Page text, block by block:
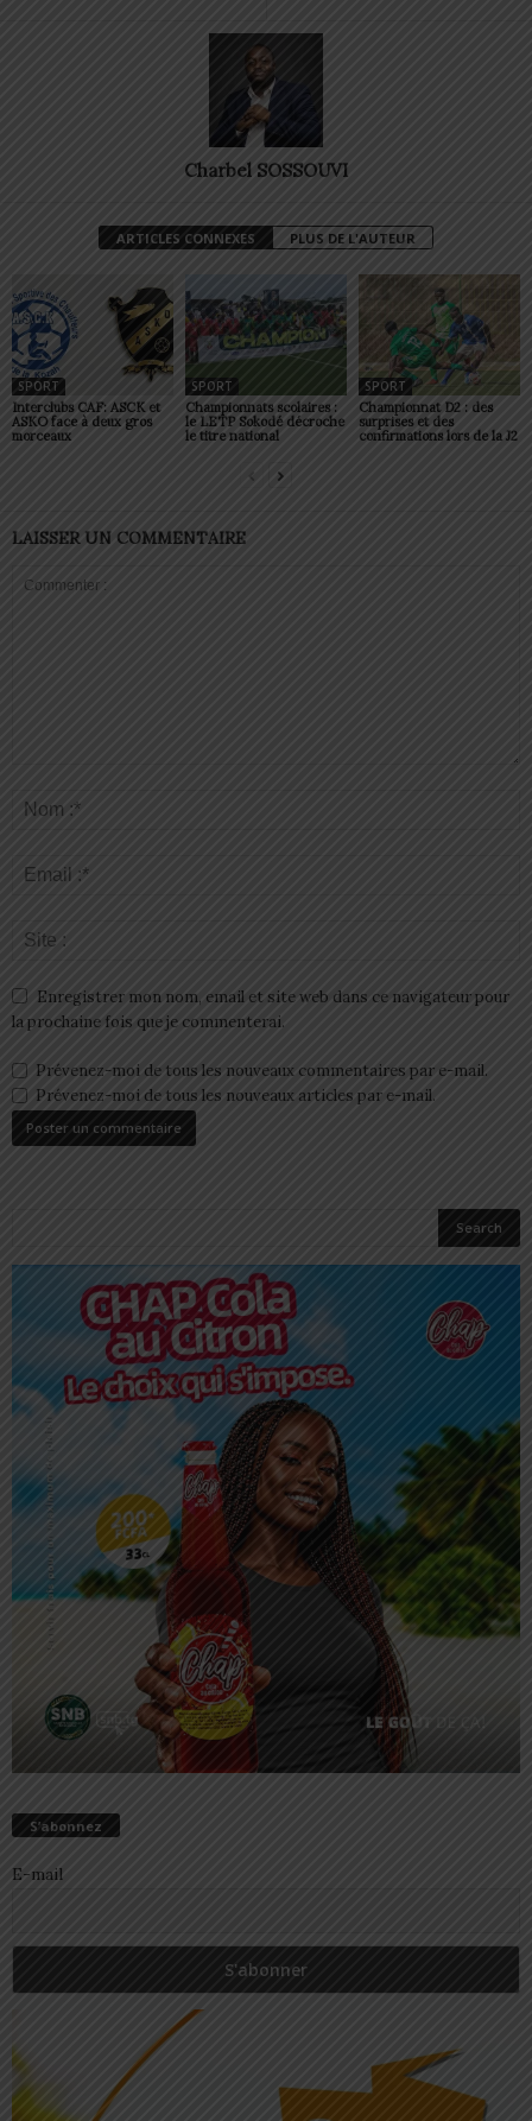
Charbel SOSSOUVI
ARTICLES CONNEXES PLUS DE L'AUTEUR
SPORT
Interclubs CAF: ASCK et
ASKO face à deux gros
morceaux
SPORT
Championnats scolaires :
le LETP Sokodé décroche
le titre national
SPORT
Championnat D2 : des
surprises et des
confirmations lors de la J2
LAISSER UN COMMENTAIRE
Enregistrer mon nom, email et site web dans ce navigateur pour
la prochaine fois que je commenterai.
Prévenez-moi de tous les nouveaux commentaires par e-mail.
Prévenez-moi de tous les nouveaux articles par e-mail.
S’abonnez
E-mail